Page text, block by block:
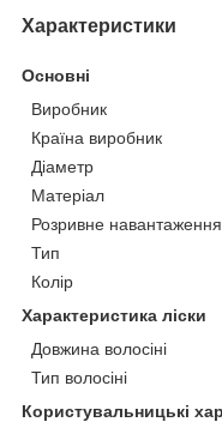
Характеристики
Основні
Виробник
Країна виробник
Діаметр
Матеріал
Розривне навантаження
Тип
Колір
Характеристика ліски
Довжина волосіні
Тип волосіні
Користувальницькі